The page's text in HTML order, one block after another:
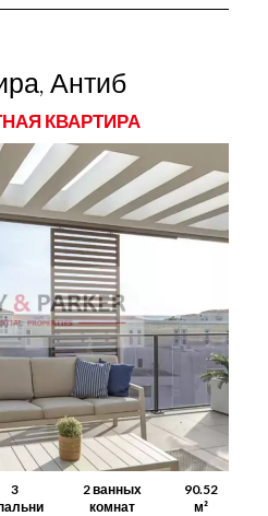
Антиб
КВАРТИРА
3
2 ванных
комнат
90.52
м²